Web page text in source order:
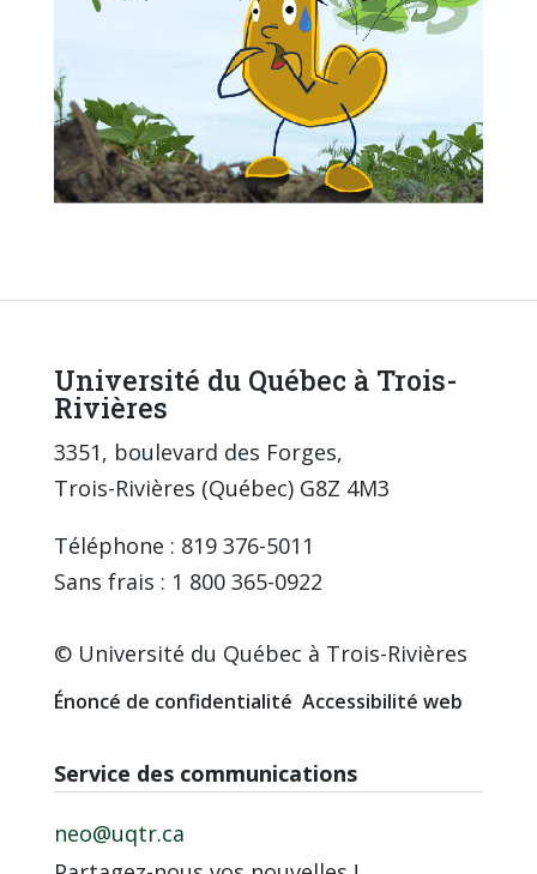
Université du Québec à Trois-
Rivières
3351, boulevard des Forges,
Trois-Rivières (Québec) G8Z 4M3
Téléphone : 819 376-5011
Sans frais : 1 800 365-0922
© Université du Québec à Trois-Rivières
Énoncé de confidentialité Accessibilité web
Service des communications
neo@uqtr.ca